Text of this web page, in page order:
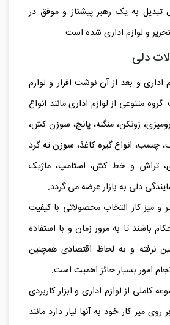
تبدیل به یک رهبر پیشتاز و موفق در
و لوازم اداری شده است.
دلی
اداری و بعد از آن نوشت افزار و لوازم
متنوعی از لوازم اداری مانند انواع
زونکن، منگنه، پانچ، سوزن کش،
چسب، انواع گیره کاغذ، سوزن ته گرد
تراش و خط کش، استامپ، ماژیک
دلی به بازار عرضه می گردد.
و میز کار انتخاب محصولاتی با کیفیت
باشند تا به مرور زمان و با استفاده
نرفته و به لحاظ اقتصادی همچنین
امور بسیار حائز اهمیت است.
از لوازم اداری و ابزار کاربردی
میز کار خود به آنها نیاز دارد مانند